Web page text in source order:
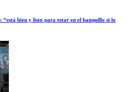
bien y listo para estar en el banquillo si lo